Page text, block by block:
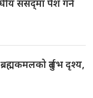
संसद्‌मा पेश गर्न
दुर्लभ दृश्य,